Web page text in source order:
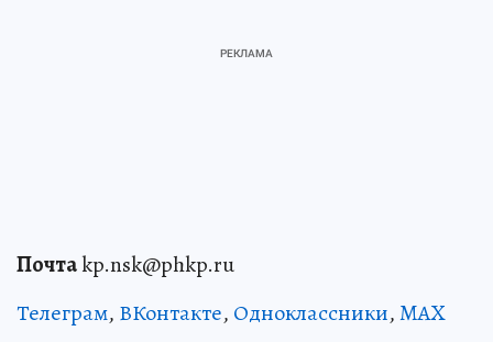
Почтаkp.nsk@phkp.ru
Телеграм, ВКонтакте, Одноклассники,MAX